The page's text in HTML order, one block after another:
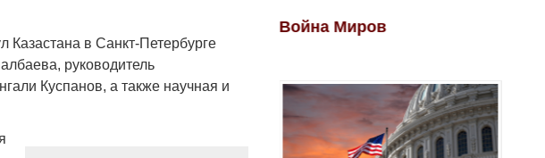
Казастана в Санкт-Петербурге
руководитель
Куспанов, а также научная и
Война Миров